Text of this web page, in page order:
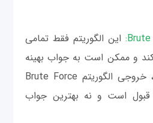
این الگوریتم فقط تمامی
و ممکن است به جواب بهینه
نرسد. در برخی موارد، خروجی الگوریتم Brute Force
است و نه بهترین جواب